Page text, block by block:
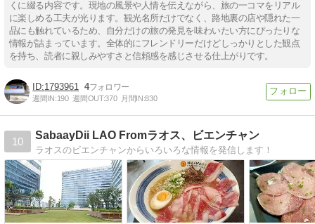
くに綴る内容です。現地の風景や人情を伝えながら、旅の一コマをリアル
に楽しめる工夫が光ります。観光名所だけでなく、路地裏の店や隠れた一
品にも触れているため、自分だけの旅の発見を味わいたい方にぴったりな
情報が詰まっています。全体的にフレンドリーだけどしっかりとした観点
を持ち、読者に親しみやすさと信頼感を感じさせる仕上がりです。
1793961 4
週間IN:190 週間OUT:370 月間IN:830
10
SabaayDii LAO Fromラオス、ビエンチャン
ラオスのビエンチャンからいろいろな情報を発信します！